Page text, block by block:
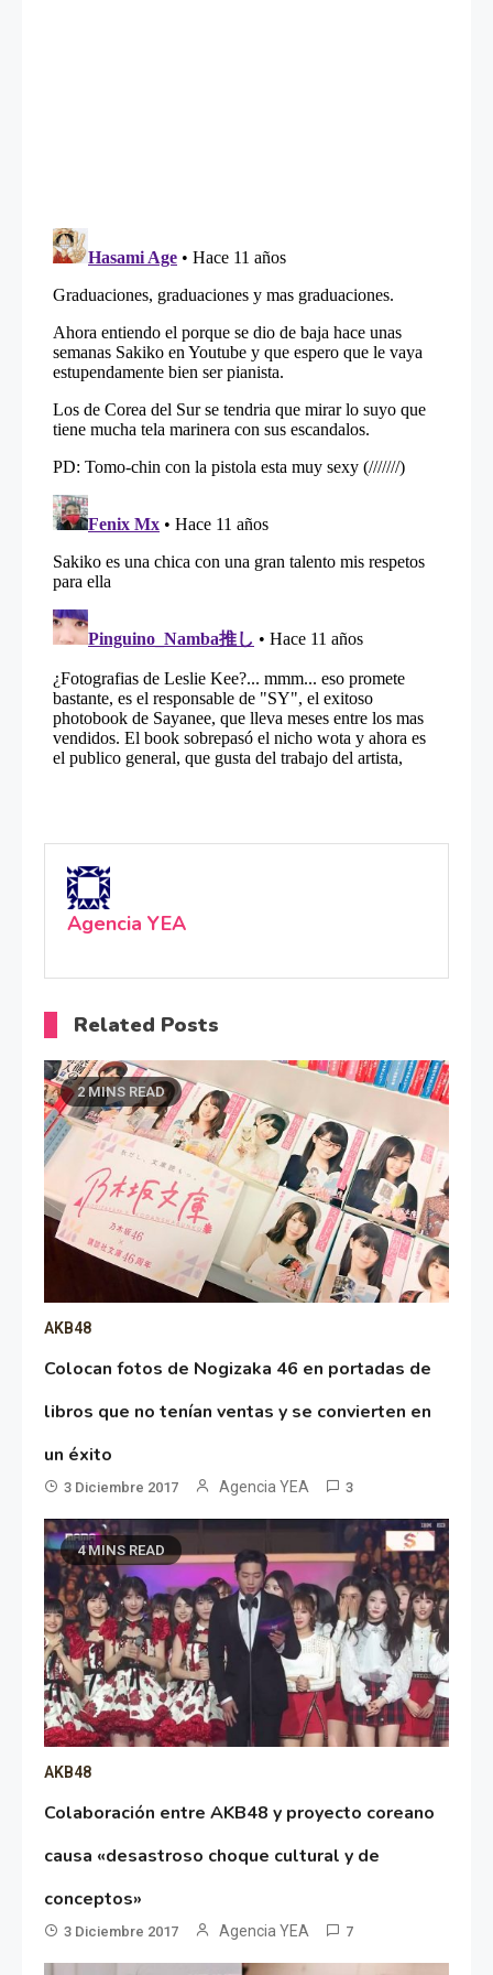
Agencia YEA
Related Posts
2 MINS READ
AKB48
Colocan fotos de Nogizaka 46 en portadas de
libros que no tenían ventas y se convierten en
un éxito
3 Diciembre 2017 Agencia YEA 3
4 MINS READ
AKB48
Colaboración entre AKB48 y proyecto coreano
causa «desastroso choque cultural y de
conceptos»
3 Diciembre 2017 Agencia YEA 7